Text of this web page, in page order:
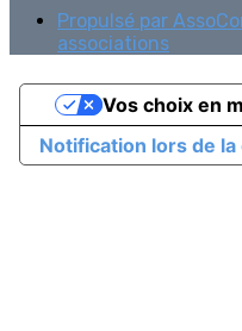
Propulsé par
associations
Notification lors de la
Vos choix en